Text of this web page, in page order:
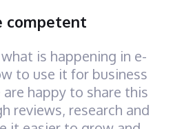
competent
is happening in e-
to use it for business
happy to share this
reviews, research and